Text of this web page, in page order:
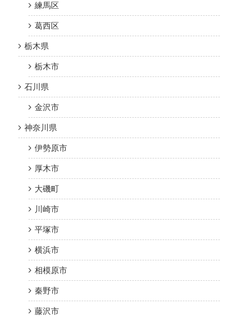
練馬区
葛西区
栃木県
栃木市
石川県
金沢市
神奈川県
伊勢原市
厚木市
大磯町
川崎市
平塚市
横浜市
相模原市
秦野市
藤沢市